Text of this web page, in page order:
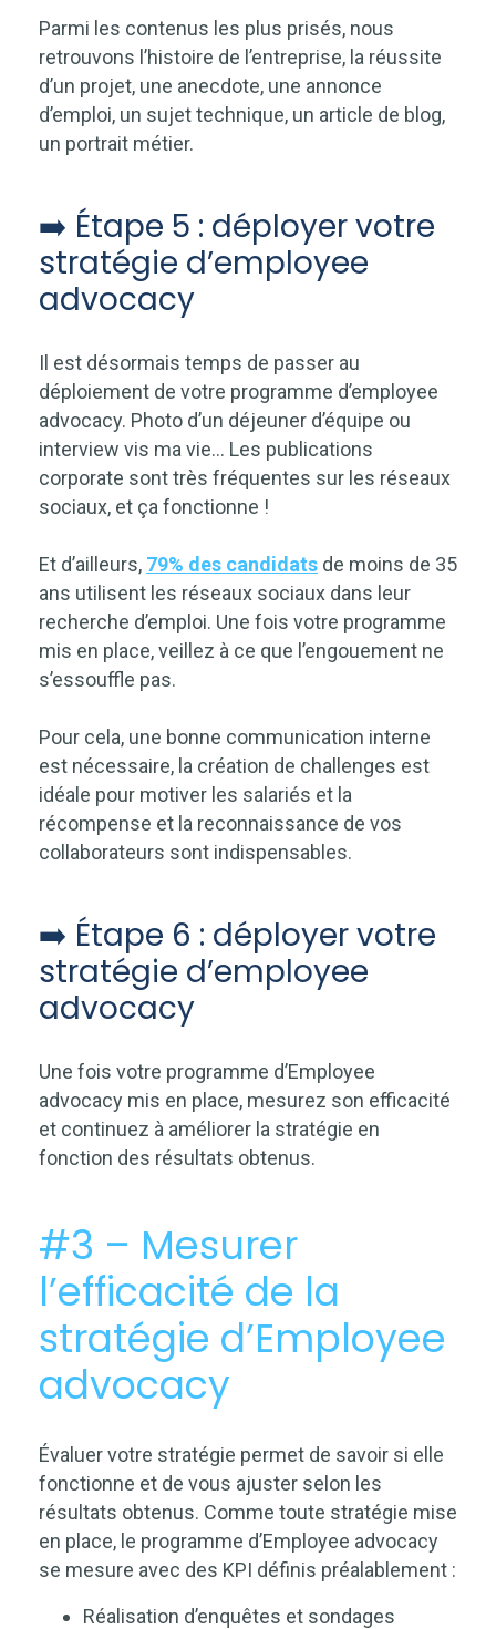
Parmi les contenus les plus prisés, nous
retrouvons l’histoire de l’entreprise, la réussite
d’un projet, une anecdote, une annonce
d’emploi, un sujet technique, un article de blog,
un portrait métier.
➡️ Étape 5 : déployer votre
stratégie d’employee
advocacy
Il est désormais temps de passer au
déploiement de votre programme d’employee
advocacy. Photo d’un déjeuner d’équipe ou
interview vis ma vie… Les publications
corporate sont très fréquentes sur les réseaux
sociaux, et ça fonctionne !
Et d’ailleurs, 79% des candidats de moins de 35
ans utilisent les réseaux sociaux dans leur
recherche d’emploi. Une fois votre programme
mis en place, veillez à ce que l’engouement ne
s’essouffle pas.
Pour cela, une bonne communication interne
est nécessaire, la création de challenges est
idéale pour motiver les salariés et la
récompense et la reconnaissance de vos
collaborateurs sont indispensables.
➡️ Étape 6 : déployer votre
stratégie d’employee
advocacy
Une fois votre programme d’Employee
advocacy mis en place, mesurez son efficacité
et continuez à améliorer la stratégie en
fonction des résultats obtenus.
#3 – Mesurer
l’efficacité de la
stratégie d’Employee
advocacy
Évaluer votre stratégie permet de savoir si elle
fonctionne et de vous ajuster selon les
résultats obtenus. Comme toute stratégie mise
en place, le programme d’Employee advocacy
se mesure avec des KPI définis préalablement :
Réalisation d’enquêtes et sondages